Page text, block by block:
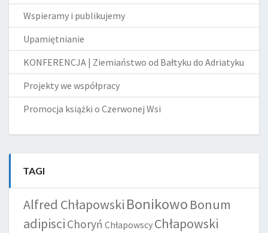
Wspieramy i publikujemy
Upamiętnianie
KONFERENCJA | Ziemiaństwo od Bałtyku do Adriatyku
Projekty we współpracy
Promocja książki o Czerwonej Wsi
TAGI
Alfred Chłapowski Bonikowo Bonum
adipisci Choryń Chłapowscy Chłapowski